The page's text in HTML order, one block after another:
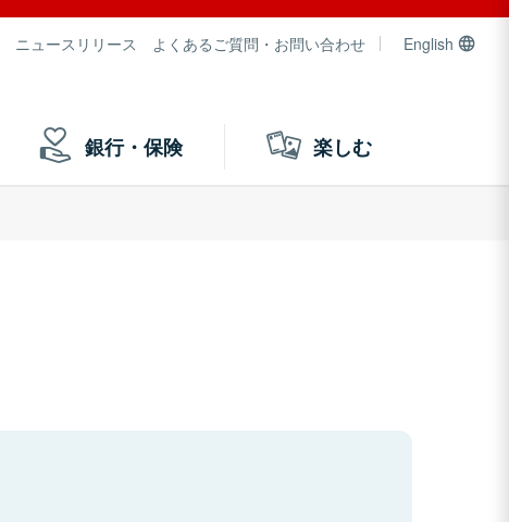
ニュースリリース よくあるご質問・お問い合わせ English
銀行・保険 楽しむ